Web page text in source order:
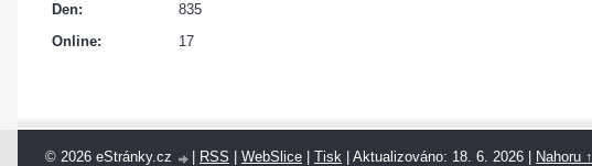
Online: 17
Den:
835
© 2026 eStránky.cz RSS WebSlice Tisk Aktualizováno: 18. 6. 2026 Nahoru ↑